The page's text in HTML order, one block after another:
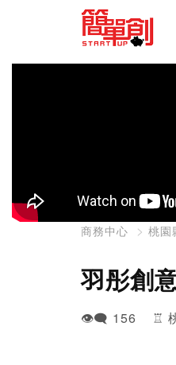
商務中心 桃園
羽彤創
👁️‍🗨️ 156 ♖ 桃